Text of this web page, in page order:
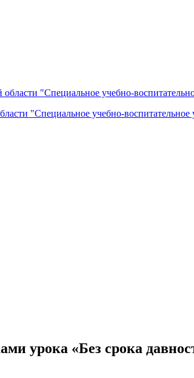
"Специальное учебно-
урока «Без срока